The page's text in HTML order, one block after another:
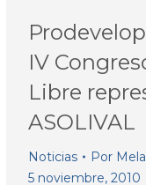
IV
Libre
ASOLIVAL
Noticias Por
5 noviembre, 2010